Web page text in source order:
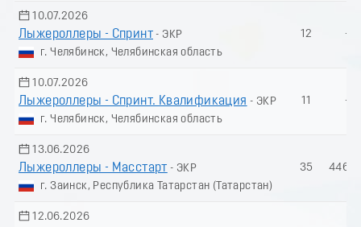
10.07.2026
Лыжероллеры - Спринт - ЭКР
г. Челябинск, Челябинская область
12 -
10.07.2026
Лыжероллеры - Спринт. Квалификация - ЭКР
г. Челябинск, Челябинская область
11 -
13.06.2026
Лыжероллеры - Масстарт - ЭКР
г. Заинск, Республика Татарстан (Татарстан)
35
12.06.2026